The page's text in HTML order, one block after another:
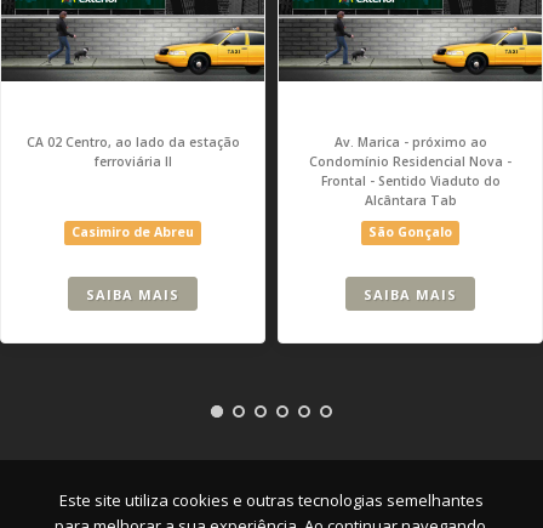
Este site utiliza cookies e outras tecnologias semelhantes
CA 02 Centro, ao lado da estação
ferroviária II
Casimiro de Abreu
SAIBA MAIS
Av. Marica - próximo ao
Condomínio Residencial Nova -
Frontal - Sentido Viaduto do
Alcântara Tab
São Gonçalo
SAIBA MAIS
Empresa|Serviços|Pontos|Contato